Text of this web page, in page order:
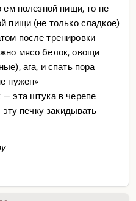
ем полезной пищи, то не
пищи (не только сладкое)
после тренировки
мясо белок, овощи
ага, и спать пора
нужен»
эта штука в черепе
печку закидывать